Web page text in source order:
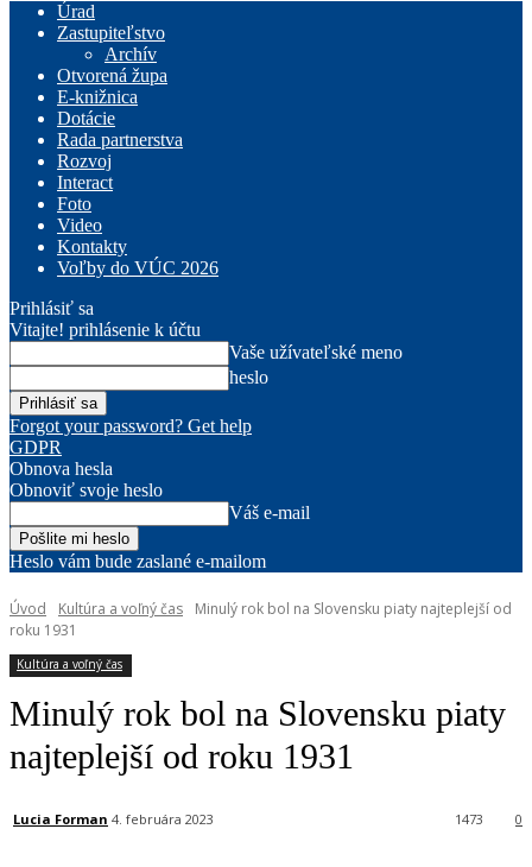
Úrad
Zastupiteľstvo
Archív
Otvorená župa
E-knižnica
Dotácie
Rada partnerstva
Rozvoj
Interact
Foto
Video
Kontakty
Voľby do VÚC 2026
Prihlásiť sa
Vitajte! prihlásenie k účtu
Vaše užívateľské meno
heslo
Forgot your password? Get help
GDPR
Obnova hesla
Obnoviť svoje heslo
Váš e-mail
Heslo vám bude zaslané e-mailom
Úvod Kultúra a voľný čas
Minulý rok bol na Slovensku piaty najteplejší od
roku 1931
Kultúra a voľný čas
Minulý rok bol na Slovensku piaty
najteplejší od roku 1931
Lucia Forman 4. februára 2023 0
1473